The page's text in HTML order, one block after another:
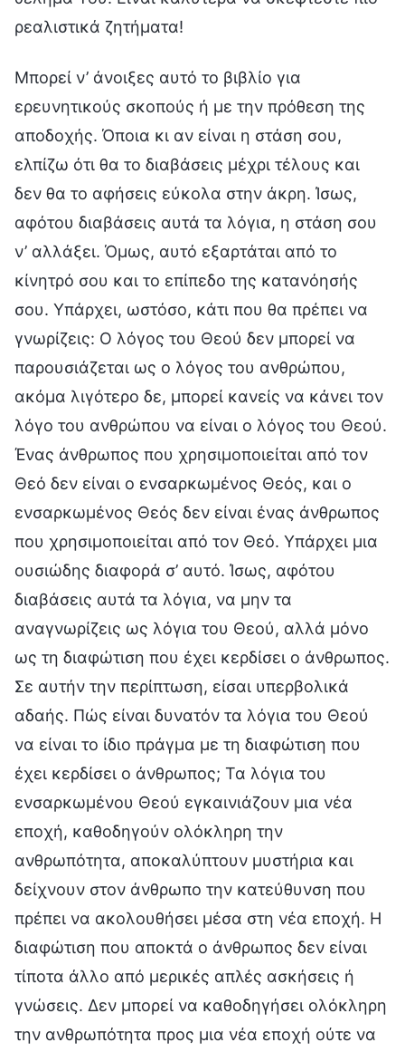
ρεαλιστικά ζητήματα!
Μπορεί ν’ άνοιξες αυτό το βιβλίο για
ερευνητικούς σκοπούς ή με την πρόθεση της
αποδοχής. Όποια κι αν είναι η στάση σου,
ελπίζω ότι θα το διαβάσεις μέχρι τέλους και
δεν θα το αφήσεις εύκολα στην άκρη. Ίσως,
αφότου διαβάσεις αυτά τα λόγια, η στάση σου
ν’ αλλάξει. Όμως, αυτό εξαρτάται από το
κίνητρό σου και το επίπεδο της κατανόησής
σου. Υπάρχει, ωστόσο, κάτι που θα πρέπει να
γνωρίζεις: Ο λόγος του Θεού δεν μπορεί να
παρουσιάζεται ως ο λόγος του ανθρώπου,
ακόμα λιγότερο δε, μπορεί κανείς να κάνει τον
λόγο του ανθρώπου να είναι ο λόγος του Θεού.
Ένας άνθρωπος που χρησιμοποιείται από τον
Θεό δεν είναι ο ενσαρκωμένος Θεός, και ο
ενσαρκωμένος Θεός δεν είναι ένας άνθρωπος
που χρησιμοποιείται από τον Θεό. Υπάρχει μια
ουσιώδης διαφορά σ’ αυτό. Ίσως, αφότου
διαβάσεις αυτά τα λόγια, να μην τα
αναγνωρίζεις ως λόγια του Θεού, αλλά μόνο
ως τη διαφώτιση που έχει κερδίσει ο άνθρωπος.
Σε αυτήν την περίπτωση, είσαι υπερβολικά
αδαής. Πώς είναι δυνατόν τα λόγια του Θεού
να είναι το ίδιο πράγμα με τη διαφώτιση που
έχει κερδίσει ο άνθρωπος; Τα λόγια του
ενσαρκωμένου Θεού εγκαινιάζουν μια νέα
εποχή, καθοδηγούν ολόκληρη την
ανθρωπότητα, αποκαλύπτουν μυστήρια και
δείχνουν στον άνθρωπο την κατεύθυνση που
πρέπει να ακολουθήσει μέσα στη νέα εποχή. Η
διαφώτιση που αποκτά ο άνθρωπος δεν είναι
τίποτα άλλο από μερικές απλές ασκήσεις ή
γνώσεις. Δεν μπορεί να καθοδηγήσει ολόκληρη
την ανθρωπότητα προς μια νέα εποχή ούτε να